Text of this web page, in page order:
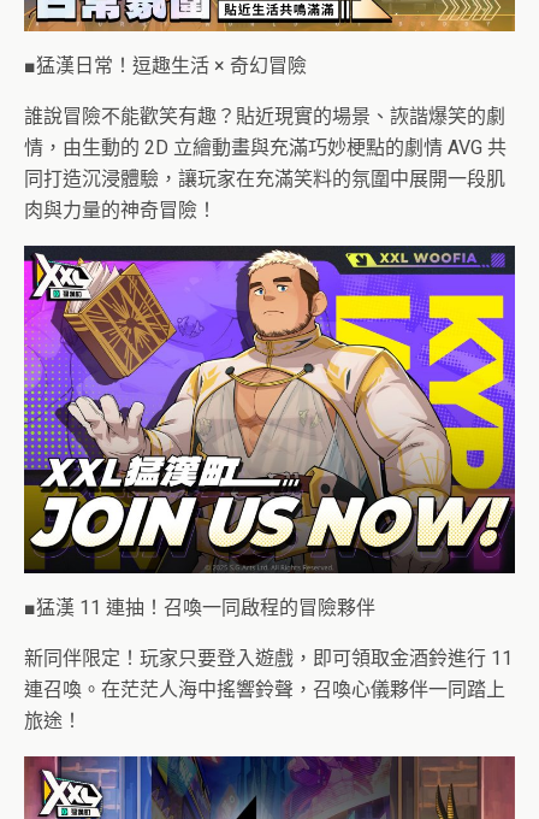
■猛漢日常！逗趣生活 × 奇幻冒險
誰說冒險不能歡笑有趣？貼近現實的場景、詼諧爆笑的劇
情，由生動的 2D 立繪動畫與充滿巧妙梗點的劇情 AVG 共
同打造沉浸體驗，讓玩家在充滿笑料的氛圍中展開一段肌
肉與力量的神奇冒險！
■猛漢 11 連抽！召喚一同啟程的冒險夥伴
新同伴限定！玩家只要登入遊戲，即可領取金酒鈴進行 11
連召喚。在茫茫人海中搖響鈴聲，召喚心儀夥伴一同踏上
旅途！